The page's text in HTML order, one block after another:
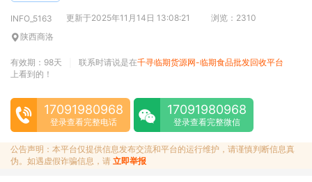
INFO_5163 更新于2025年11月14日 13:08:21
浏览：2310
陕西商洛
有效期：98天 联系时请说是在千寻临期货源网-临期食品批发回收平台
上看到的！
17091980968
登录查看完整电话
17091980968
登录查看完整微信
公告声明：本平台仅提供信息发布交流和平台的运行维护，请谨慎判断信息真
伪。如遇虚假诈骗信息，请 立即举报